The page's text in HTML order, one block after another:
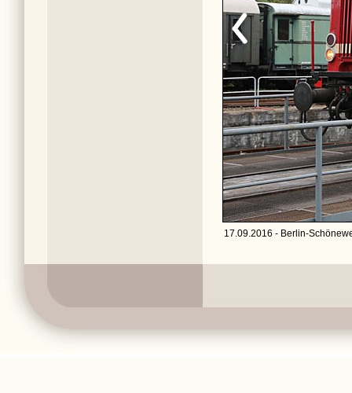
17.09.2016 - Berlin-